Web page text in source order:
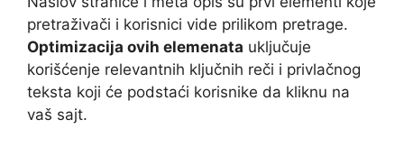
pretraživači i korisnici vide prilikom pretrage.
Optimizacija ovih elemenata uključuje
korišćenje relevantnih ključnih reči i privlačnog
teksta koji će podstaći korisnike da kliknu na
vaš sajt.